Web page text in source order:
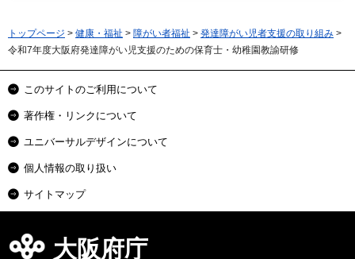
トップページ > 健康・福祉 > 障がい者福祉 > 発達障がい児者支援の取り組み >
令和7年度大阪府発達障がい児支援のための保育士・幼稚園教諭研修
このサイトのご利用について
著作権・リンクについて
ユニバーサルデザインについて
個人情報の取り扱い
サイトマップ
大阪府庁